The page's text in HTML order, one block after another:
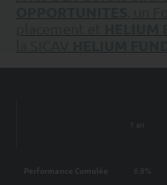
1 an
Performance Cumulée 6.8%